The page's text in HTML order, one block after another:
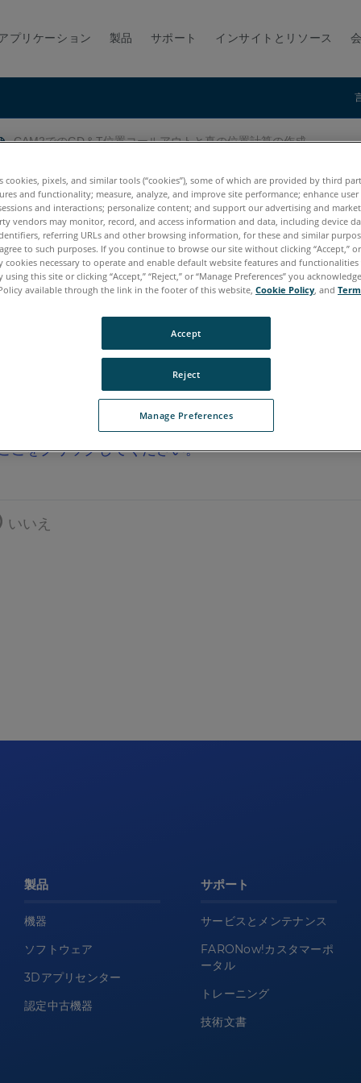
プリケーション 製品 サポート インサイトとリソース
CAM2でのGD＆T位置コールアウトと真の位置計算の作成
トと真の位置計算の作成
こをクリックしてください。
いいえ
製品
機器
ソフトウェア
3Dアプリセンター
認定中古機器
サポート
サービスとメンテナンス
FARONow!カスタマーポ
ータル
トレーニング
技術文書
cookies, pixels, and similar tools (“cookies”), some of which are provided by third
and functionality; measure, analyze, and improve site performance; enhance user
and interactions; personalize content; and support our advertising and
vendors may monitor, record, and access information and data, including device
referring URLs and other browsing information, for these and similar
to such purposes. If you continue to browse our site without clicking “Accept,”
cookies necessary to operate and enable default website features and
using this site or clicking “Accept,” “Reject,” or “Manage Preferences” you
available through the link in the footer of this website, Cookie Policy, and
Manage Preferences
Reject
Accept